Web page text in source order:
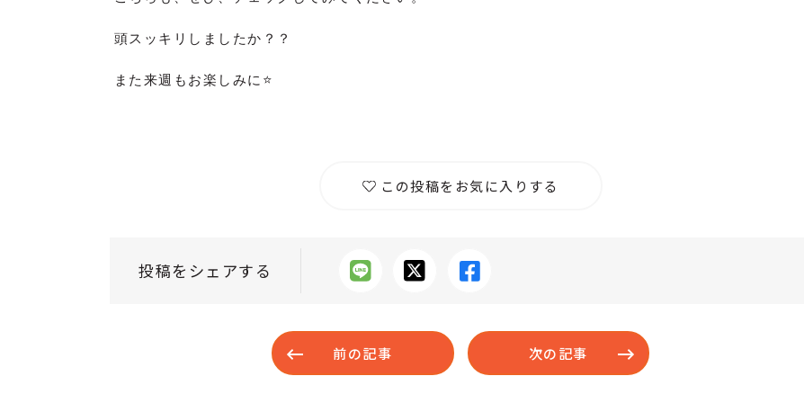
頭スッキリしましたか？？
また来週もお楽しみに⭐️
この投稿をお気に入りする
投稿をシェアする
前の記事 次の記事